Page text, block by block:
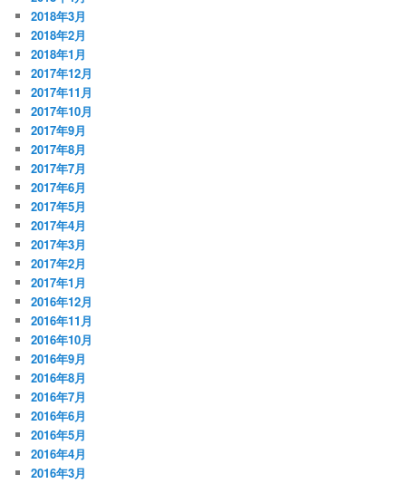
2018年3月
2018年2月
2018年1月
2017年12月
2017年11月
2017年10月
2017年9月
2017年8月
2017年7月
2017年6月
2017年5月
2017年4月
2017年3月
2017年2月
2017年1月
2016年12月
2016年11月
2016年10月
2016年9月
2016年8月
2016年7月
2016年6月
2016年5月
2016年4月
2016年3月